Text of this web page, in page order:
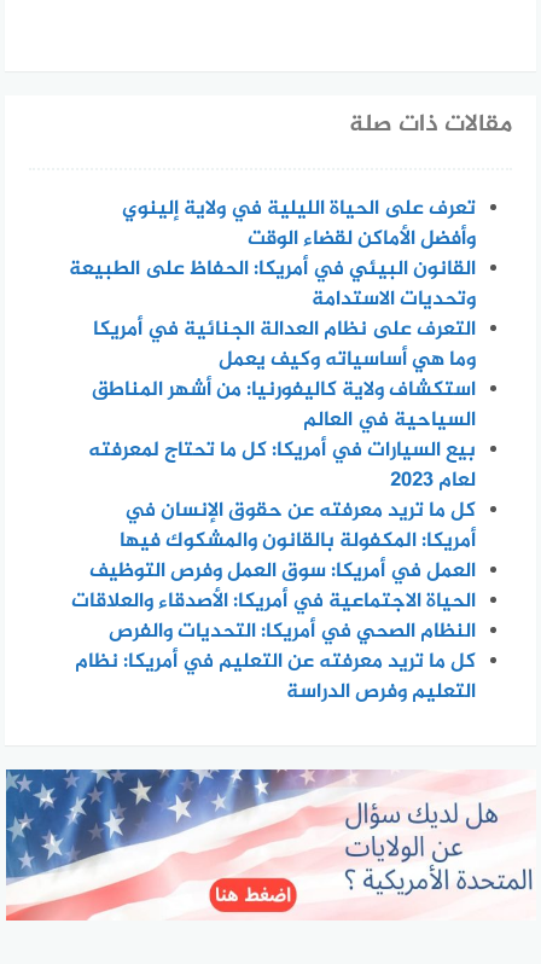
مقالات ذات صلة
تعرف على الحياة الليلية في ولاية إلينوي
وأفضل الأماكن لقضاء الوقت
القانون البيئي في أمريكا: الحفاظ على الطبيعة
وتحديات الاستدامة
التعرف على نظام العدالة الجنائية في أمريكا
وما هي أساسياته وكيف يعمل
استكشاف ولاية كاليفورنيا: من أشهر المناطق
السياحية في العالم
بيع السيارات في أمريكا: كل ما تحتاج لمعرفته
لعام 2023
كل ما تريد معرفته عن حقوق الإنسان في
أمريكا: المكفولة بالقانون والمشكوك فيها
العمل في أمريكا: سوق العمل وفرص التوظيف
الحياة الاجتماعية في أمريكا: الأصدقاء والعلاقات
النظام الصحي في أمريكا: التحديات والفرص
كل ما تريد معرفته عن التعليم في أمريكا: نظام
التعليم وفرص الدراسة